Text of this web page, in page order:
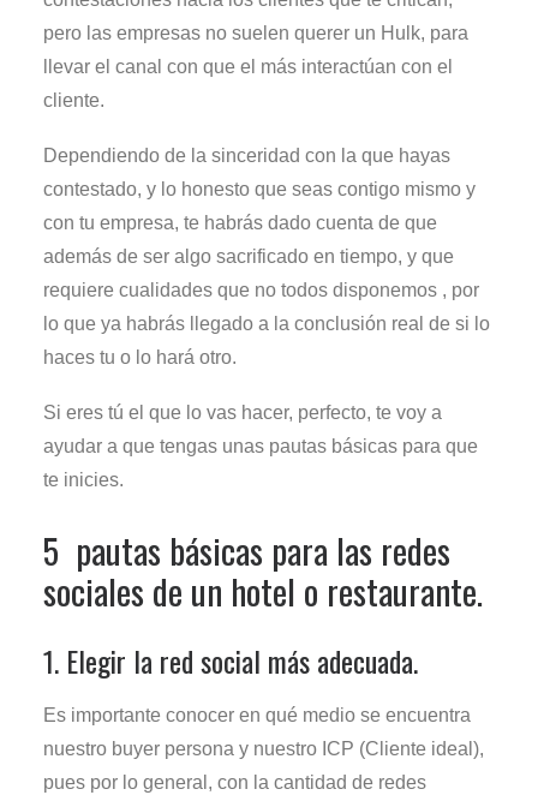
pero las empresas no suelen querer un Hulk, para
llevar el canal con que el más interactúan con el
cliente.
Dependiendo de la sinceridad con la que hayas
contestado, y lo honesto que seas contigo mismo y
con tu empresa, te habrás dado cuenta de que
además de ser algo sacrificado en tiempo, y que
requiere cualidades que no todos disponemos , por
lo que ya habrás llegado a la conclusión real de si lo
haces tu o lo hará otro.
Si eres tú el que lo vas hacer, perfecto, te voy a
ayudar a que tengas unas pautas básicas para que
te inicies.
5 pautas básicas para las redes
sociales de un hotel o restaurante.
1. Elegir la red social más adecuada.
Es importante conocer en qué medio se encuentra
nuestro buyer persona y nuestro ICP (Cliente ideal),
pues por lo general, con la cantidad de redes